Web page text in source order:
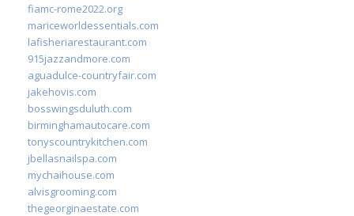
fiamc-rome2022.org
mariceworldessentials.com
lafisheriarestaurant.com
915jazzandmore.com
aguadulce-countryfair.com
jakehovis.com
bosswingsduluth.com
birminghamautocare.com
tonyscountrykitchen.com
jbellasnailspa.com
mychaihouse.com
alvisgrooming.com
thegeorginaestate.com